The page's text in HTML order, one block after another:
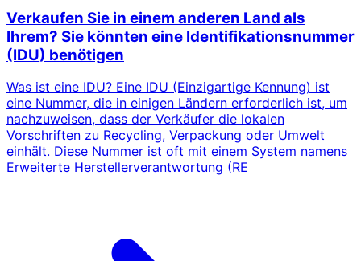
Verkaufen Sie in einem anderen Land als
Ihrem? Sie könnten eine Identifikationsnummer
(IDU) benötigen
Was ist eine IDU? Eine IDU (Einzigartige Kennung) ist
eine Nummer, die in einigen Ländern erforderlich ist, um
nachzuweisen, dass der Verkäufer die lokalen
Vorschriften zu Recycling, Verpackung oder Umwelt
einhält. Diese Nummer ist oft mit einem System namens
Erweiterte Herstellerverantwortung (RE